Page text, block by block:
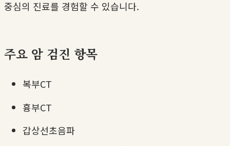
중심의 진료를 경험할 수 있습니다.
주요 암 검진 항목
복부CT
흉부CT
갑상선초음파